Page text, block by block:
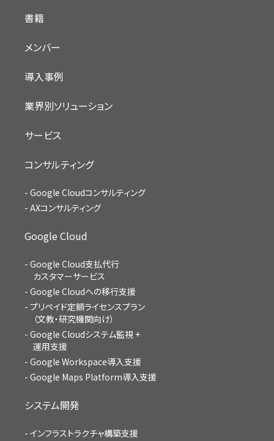
書籍
メンバー
導入事例
業界別ソリューション
サービス
コンサルティング
Google Cloudコンサルティング
AXコンサルティング
Google Cloud
Google Cloud支払代行
カスタマーサービス
Google Cloudへの移行支援
プリペイド定額ライセンスプラン
（文教・研究機関向け）
Google Cloudシステム監視 +
運用支援
Google Workspace導入支援
Google Maps Platform導入支援
システム開発
インフラストラクチャ構築支援